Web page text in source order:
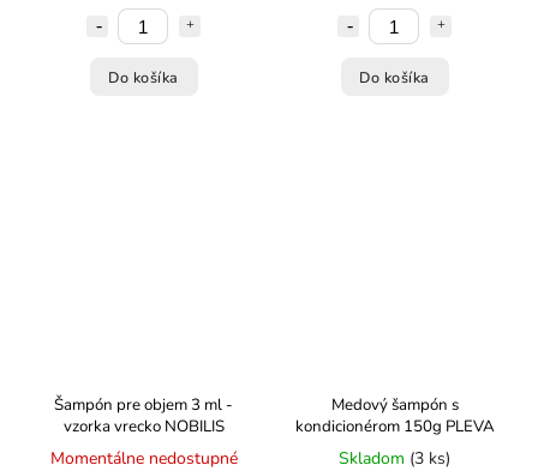
Do košíka Do košíka
Šampón pre objem 3 ml -
vzorka vrecko NOBILIS
Momentálne nedostupné
Medový šampón s
kondicionérom 150g PLEVA
Skladom (3 ks)